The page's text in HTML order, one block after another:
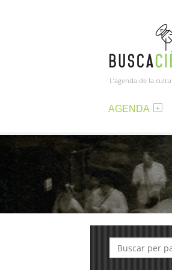
L’agenda de la
AGENDA